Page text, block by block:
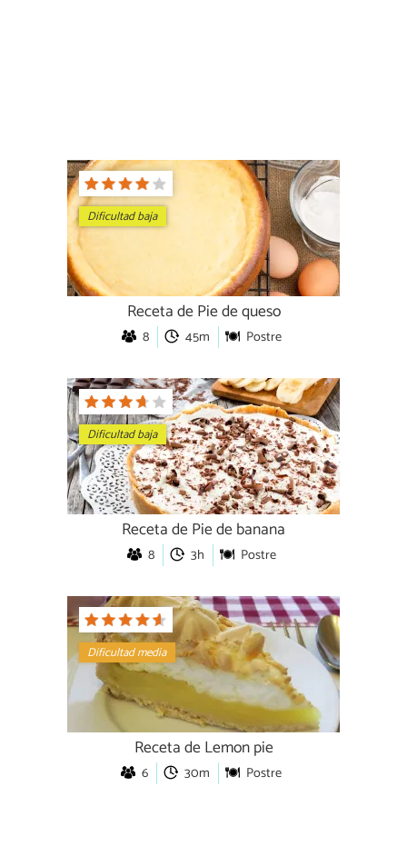
Dificultad baja
Receta de Pie de queso
8 45m Postre
Dificultad baja
Receta de Pie de banana
8 3h Postre
Dificultad media
Receta de Lemon pie
6 30m Postre